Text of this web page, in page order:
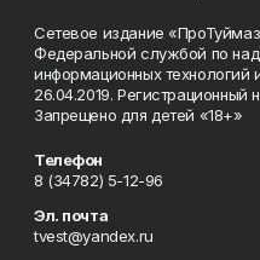
Сетевое издание
Федеральной службой по
информационных
26.04.2019.
Запрещено для детей «18+»
Телефон
8 (34782) 5-12-96
Эл. почта
tvest@yandex.ru